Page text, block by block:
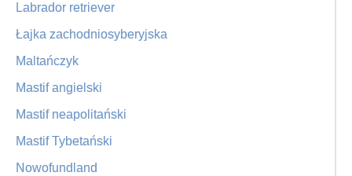
Labrador retriever
Łajka zachodniosyberyjska
Maltańczyk
Mastif angielski
Mastif neapolitański
Mastif Tybetański
Nowofundland